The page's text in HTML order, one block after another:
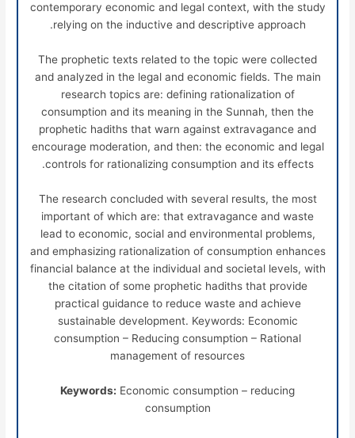
contemporary economic and legal context, with the study
relying on the inductive and descriptive approach.
The prophetic texts related to the topic were collected
and analyzed in the legal and economic fields. The main
research topics are: defining rationalization of
consumption and its meaning in the Sunnah, then the
prophetic hadiths that warn against extravagance and
encourage moderation, and then: the economic and legal
controls for rationalizing consumption and its effects.
The research concluded with several results, the most
important of which are: that extravagance and waste
lead to economic, social and environmental problems,
and emphasizing rationalization of consumption enhances
financial balance at the individual and societal levels, with
the citation of some prophetic hadiths that provide
practical guidance to reduce waste and achieve
sustainable development. Keywords: Economic
consumption – Reducing consumption – Rational
management of resources
Keywords: Economic consumption – reducing
consumption